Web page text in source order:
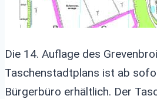
Die 14. Auflage des
Taschenstadtplans ist ab
Bürgerbüro erhältlich. Der